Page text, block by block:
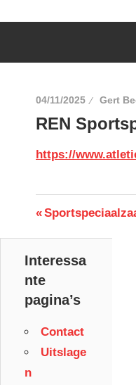
04/11/2025 Gert
REN
https://
Previous
Interessa
nte
pagina’s
Contact
Uitslage
n